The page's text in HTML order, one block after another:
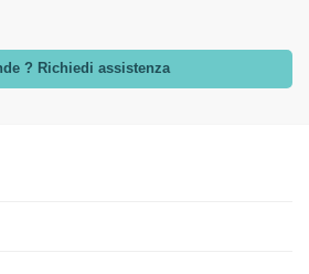
? Richiedi assistenza